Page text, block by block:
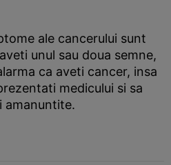
ale cancerului sunt
unul sau doua semne,
ca aveti cancer, insa
medicului si sa
amanuntite.